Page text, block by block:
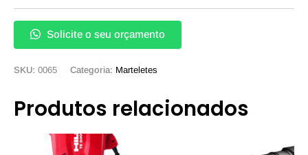
Solicite o seu orçamento
SKU: 0065 Categoria: Marteletes
Produtos relacionados